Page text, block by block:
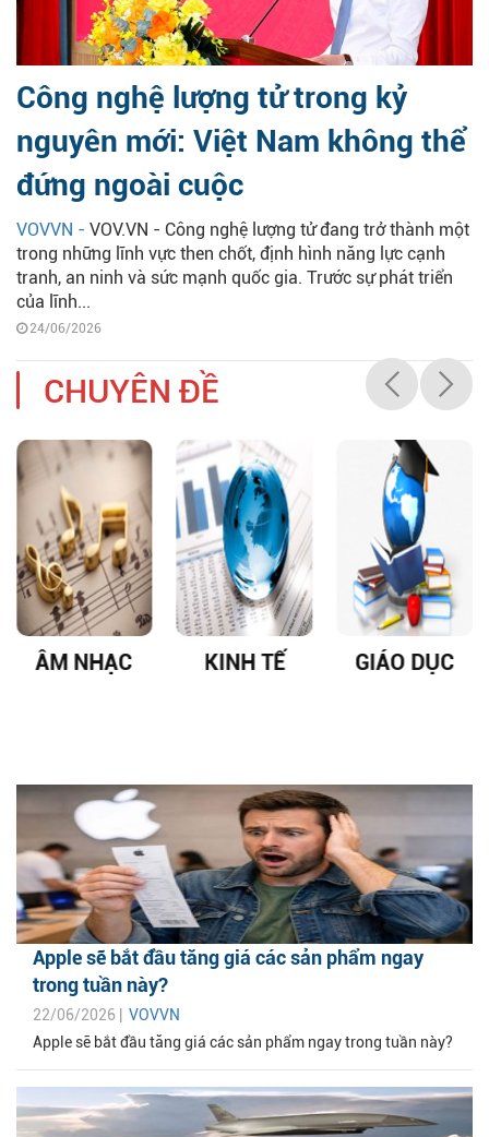
Công nghệ lượng tử trong kỷ
nguyên mới: Việt Nam không thể
đứng ngoài cuộc
VOVVN - VOV.VN - Công nghệ lượng tử đang trở thành một
trong những lĩnh vực then chốt, định hình năng lực cạnh
tranh, an ninh và sức mạnh quốc gia. Trước sự phát triển
của lĩnh...
24/06/2026
CHUYÊN ĐỀ
ÂM NHẠC KINH TẾ GIÁO DỤC
Apple sẽ bắt đầu tăng giá các sản phẩm ngay
trong tuần này?
22/06/2026 | VOVVN
Apple sẽ bắt đầu tăng giá các sản phẩm ngay trong tuần này?